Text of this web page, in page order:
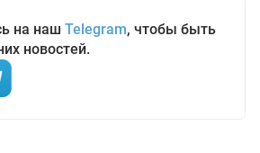
на наш Telegram, чтобы быть
новостей.